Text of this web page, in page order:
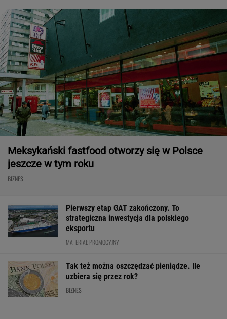
Meksykański fastfood otworzy się w Polsce
jeszcze w tym roku
BIZNES
Pierwszy etap GAT zakończony. To
strategiczna inwestycja dla polskiego
eksportu
MATERIAŁ PROMOCYJNY
Tak też można oszczędzać pieniądze. Ile
uzbiera się przez rok?
BIZNES